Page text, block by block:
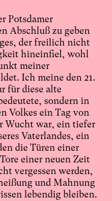
Potsdamer
Abschluß zu geben
der freilich nicht
hineinfiel, wohl
meiner
Ich meine den 21.
für diese alte
sondern in
Volkes ein Tag von
Wucht war, ein tiefer
Vaterlandes, ein
die Türen einer
einer neuen Zeit
vergessen werden,
und Mahnung
lebendig bleiben.